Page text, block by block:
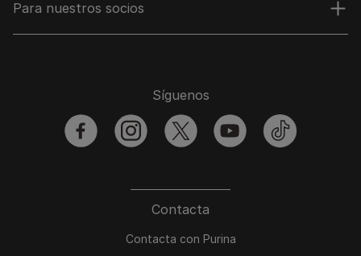
Para nuestros socios
Contacta
Contacta con Purina
Síguenos
facebookinstagramtwitter youtubetiktok